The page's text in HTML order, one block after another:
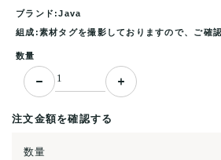
ブランド:Java
組成:素材タグを撮影しておりますので、ご確
数量
注文金額を確認する
数量